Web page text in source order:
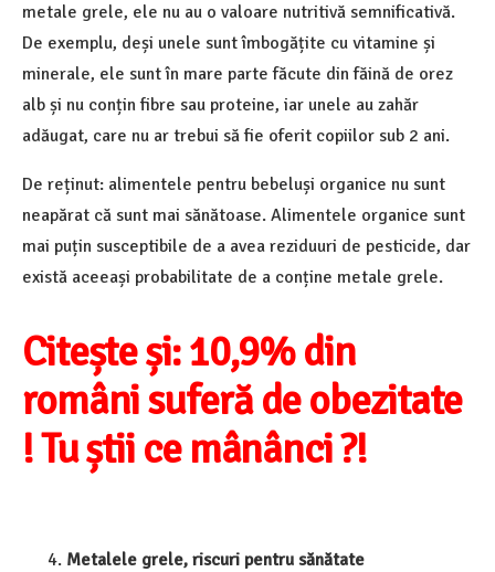
metale grele, ele nu au o valoare nutritivă semnificativă.
De exemplu, deși unele sunt îmbogățite cu vitamine și
minerale, ele sunt în mare parte făcute din făină de orez
alb și nu conțin fibre sau proteine, iar unele au zahăr
adăugat, care nu ar trebui să fie oferit copiilor sub 2 ani.
De reținut: alimentele pentru bebeluși organice nu sunt
neapărat că sunt mai sănătoase. Alimentele organice sunt
mai puțin susceptibile de a avea reziduuri de pesticide, dar
există aceeași probabilitate de a conține metale grele.
Citește și: 10,9% din
români suferă de obezitate
! Tu știi ce mânânci ?!
Metalele grele, riscuri pentru sănătate